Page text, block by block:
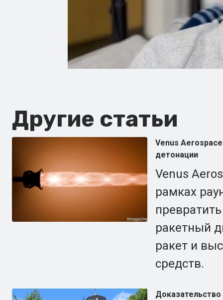
Другие статьи
Venus
детонации
Venus
рамках
ракетный
ракет и
средств.